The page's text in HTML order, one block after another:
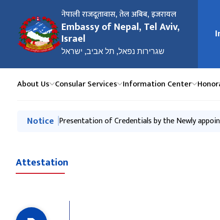
नेपाली राजदूतावास, तेल अबिब, ‍इजरायल
Embassy of Nepal, Tel Aviv,
Israel
שגרירות נפאל, תל אביב, ישראל
मुख्य
About Us Consular Services Information Center
मुख्य नेभिगेसनमा जानुहोस्
Notice Presentation of Credentials by the Newly
Attestation